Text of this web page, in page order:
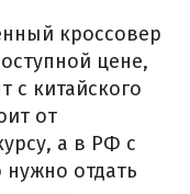
кроссовер
цене,
с китайского
от
а в РФ с
нужно отдать